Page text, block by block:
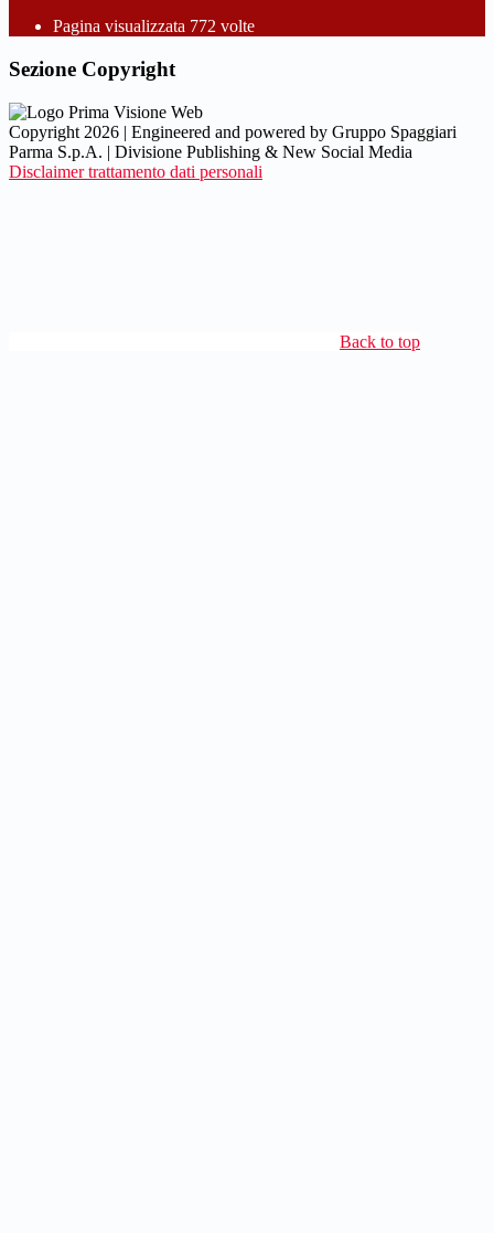
Pagina visualizzata 772 volte
Sezione Copyright
Copyright 2026 | Engineered and powered by Gruppo Spaggiari
Parma S.p.A. | Divisione Publishing & New Social Media
Disclaimer trattamento dati personali
Back to top